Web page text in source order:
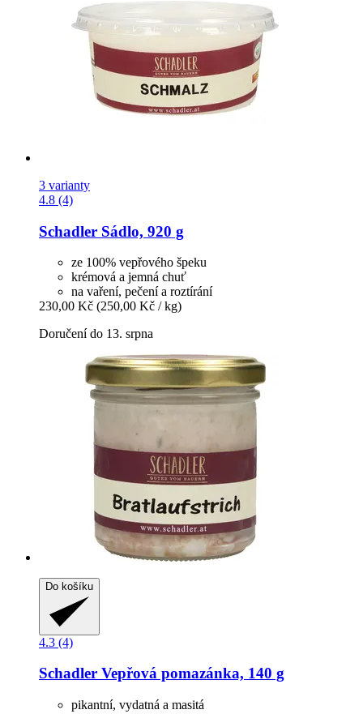
3 varianty
4.8 (4)
Schadler Sádlo, 920 g
ze 100% vepřového špeku
krémová a jemná chuť
na vaření, pečení a roztírání
230,00 Kč (250,00 Kč / kg)
Doručení do 13. srpna
Do košíku
4.3 (4)
Schadler Vepřová pomazánka, 140 g
pikantní, vydatná a masitá